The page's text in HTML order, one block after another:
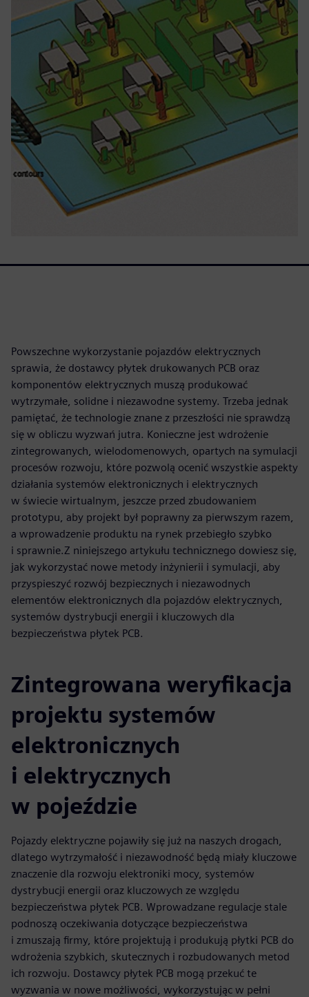
Powszechne wykorzystanie pojazdów elektrycznych
sprawia, że dostawcy płytek drukowanych PCB oraz
komponentów elektrycznych muszą produkować
wytrzymałe, solidne i niezawodne systemy. Trzeba jednak
pamiętać, że technologie znane z przeszłości nie sprawdzą
się w obliczu wyzwań jutra. Konieczne jest wdrożenie
zintegrowanych, wielodomenowych, opartych na symulacji
procesów rozwoju, które pozwolą ocenić wszystkie aspekty
działania systemów elektronicznych i elektrycznych
w świecie wirtualnym, jeszcze przed zbudowaniem
prototypu, aby projekt był poprawny za pierwszym razem,
a wprowadzenie produktu na rynek przebiegło szybko
i sprawnie.Z niniejszego artykułu technicznego dowiesz się,
jak wykorzystać nowe metody inżynierii i symulacji, aby
przyspieszyć rozwój bezpiecznych i niezawodnych
elementów elektronicznych dla pojazdów elektrycznych,
systemów dystrybucji energii i kluczowych dla
bezpieczeństwa płytek PCB.
Zintegrowana weryfikacja
projektu systemów
elektronicznych
i elektrycznych
w pojeździe
Pojazdy elektryczne pojawiły się już na naszych drogach,
dlatego wytrzymałość i niezawodność będą miały kluczowe
znaczenie dla rozwoju elektroniki mocy, systemów
dystrybucji energii oraz kluczowych ze względu
bezpieczeństwa płytek PCB. Wprowadzane regulacje stale
podnoszą oczekiwania dotyczące bezpieczeństwa
i zmuszają firmy, które projektują i produkują płytki PCB do
wdrożenia szybkich, skutecznych i rozbudowanych metod
ich rozwoju. Dostawcy płytek PCB mogą przekuć te
wyzwania w nowe możliwości, wykorzystując w pełni